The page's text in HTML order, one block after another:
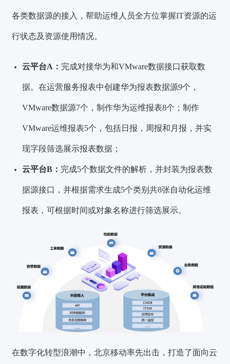
各类数据源的接入，帮助运维人员全方位掌握IT资源的运
行状态及资源使用情况。
云平台A： 完成对接华为和VMware数据接口获取数
据。在运营服务报表中创建华为报表数据源9个 ，
VMware数据源7个 ，制作华为运维报表8个 ；制作
VMware运维报表5个 ，包括日报，周报和月报，并实
现字段筛选展示报表数据；
云平台B： 完成5个数据文件的解析，并封装为报表数
据源接口，并根据需求生成5个类别共8张自动化运维
报表，可根据时间或对象名称进行筛选展示。
在数字化转型浪潮中，北京移动率先出击，打造了面向云